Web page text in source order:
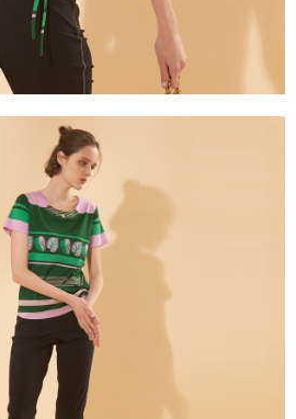
供個人資料，並將交易相關給付款項請求債
。
瀏覽以下網址：
法定代理人或監護人之同意方可使用
時，將依據個別帳號之用戶狀況，依本公司即
仍有額度不足之情形，本公司將視審查結果
用他人資訊註冊。若發現惡意使用之情形，
止該用戶之使用額度並採取法律行動。